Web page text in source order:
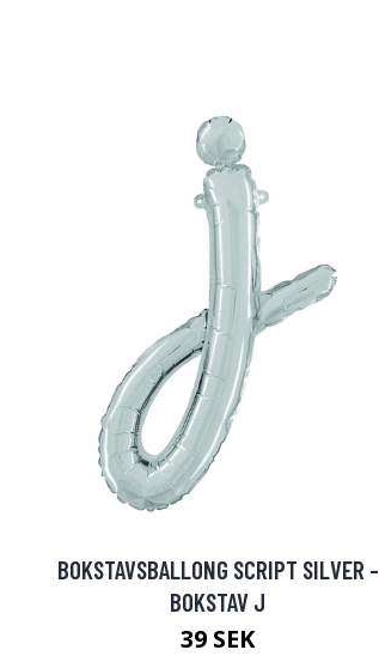
BOKSTAVSBALLONG SCRIPT SILVER -
BOKSTAV J
39 SEK